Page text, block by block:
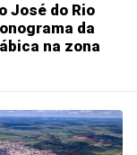
José do Rio
da
na zona